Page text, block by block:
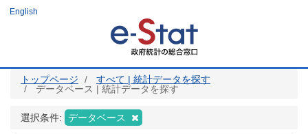
ツ
English
トップページ
すべて | 統計データを探す
データベース | 統計データを探す
選択条件: データベース